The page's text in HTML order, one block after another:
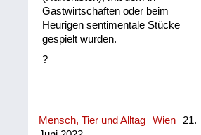
Gastwirtschaften oder beim
Heurigen sentimentale Stücke
gespielt wurden.
?
Mensch, Tier und Alltag Wien
21.